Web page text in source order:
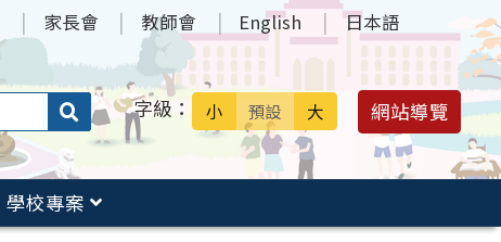
家長會 教師會 English 日本語
搜
送出 字級： 小 預設 大 網站導覽
學校專案